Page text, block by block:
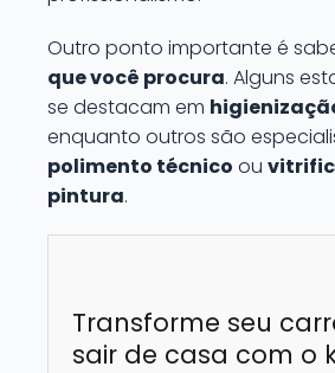
Outro ponto importante é
que você procura. Alguns
se destacam em
enquanto outros são
polimento técnico ou
pintura.
Transforme seu
sair de casa com o